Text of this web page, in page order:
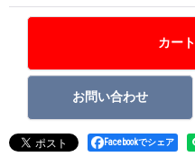
Facebookでシェア